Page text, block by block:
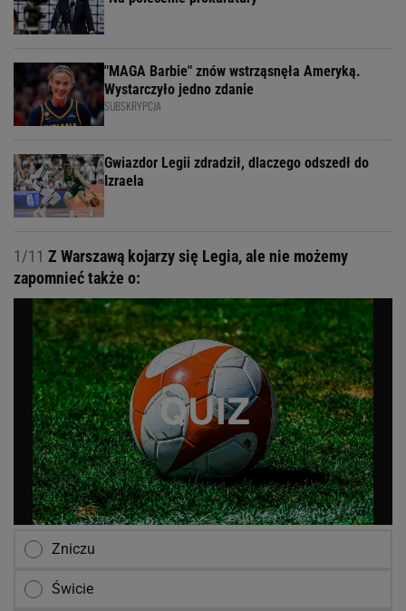
"MAGA Barbie" znów wstrząsnęła Ameryką.
Wystarczyło jedno zdanie
SUBSKRYPCJA
Gwiazdor Legii zdradził, dlaczego odszedł do
Izraela
1/11 Z Warszawą kojarzy się Legia, ale nie możemy
zapomnieć także o:
Zniczu
Świcie